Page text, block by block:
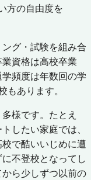
方の自由度を
グ・試験を組み合
資格は高校卒業
頻度は年数回の学
あります。
様です。たとえ
したい家庭では、
で酷いいじめに遭
不登校となってし
ら少しずつ以前の